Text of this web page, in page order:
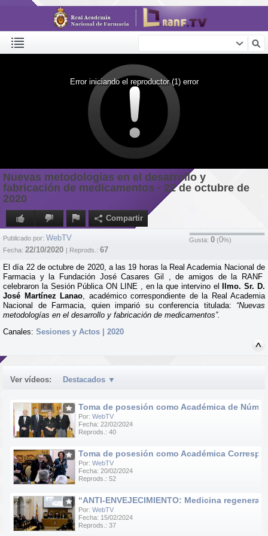
Error iniciando el reproductor (1) error
Nuevas metodologías en el desarrollo y
fabricación de medicamentos · 22 de octubre de
2020
Compartir
Gusta: 0 (0%)
Publicado por: WebTV
Fecha: 22/10/2020 | Reprods.: 67
El día 22 de octubre de 2020, a las 19 horas la Real Academia Nacional de
Farmacia y la Fundación José Casares Gil , de amigos de la RANF
celebraron la Sesión Pública ON LINE , en la que intervino el
Ilmo. Sr. D.
José Martínez Lanao, académico correspondiente de la Real Academia
Nacional de Farmacia, quien imparió su conferencia titulada: “Nuevas
metodologías en el desarrollo y fabricación de medicamentos”.
Canales: Sesiones y Actos | 2020
Ver vídeos: Destacados ▼
Toma de posesión como Académica de
Por: WebTV
Fecha: 22/02/2024
Reprods.: 40
Toma de posesión como Académica
Por: WebTV
Fecha: 20/02/2024
Reprods.: 52
“ANTI-ENVEJECIMIENTO: Medicina
Por: WebTV
Fecha: 15/02/2024
Reprods.: 37